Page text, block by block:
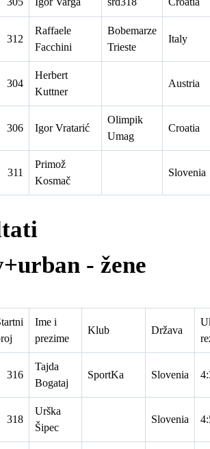
312
Raffaele
Facchini
Bobemarze
Trieste
Italy
304
Herbert
Kuttner
Austria
306 Igor Vratarić
Olimpik
Umag
Croatia
311
Primož
Kosmač
Slovenia
- žene
Ime i
prezime
Klub Država
316
Tajda
Bogataj
SportKa Slovenia
318
Urška
Šipec
Slovenia